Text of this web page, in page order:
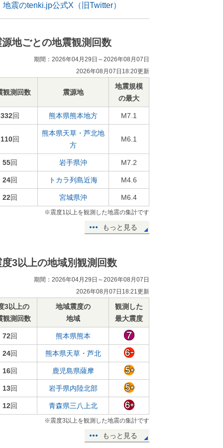
地震のtenki.jp公式X（旧Twitter）
源地ごとの地震観測回数
期間：2026年04月29日～2026年08月07日
2026年08月07日18:20更新
観測回数 震源地
地震規模
の最大
332回 熊本県熊本地方 M7.1
110回
熊本県天草・芦北地
方
M6.1
55回 岩手県沖 M7.2
24回 トカラ列島近海 M4.6
22回 宮城県沖 M6.4
※震度1以上を観測した地震の集計です
もっと見る
度3以上の地域別観測回数
期間：2026年04月29日～2026年08月07日
2026年08月07日18:21更新
3以上の
観測回数
地域震度の
地域
観測した
最大震度
72回 熊本県熊本
24回 熊本県天草・芦北
16回 鹿児島県薩摩
13回 岩手県内陸北部
12回 青森県三八上北
※震度3以上を観測した地震の集計です
もっと見る